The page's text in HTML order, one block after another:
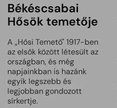
Békéscsabai
Hősök temetője
A „Hősi Temető" 1917-ben
az elsők között létesült az
országban, és még
napjainkban is hazánk
egyik legszebb és
legjobban gondozott
sírkertje.